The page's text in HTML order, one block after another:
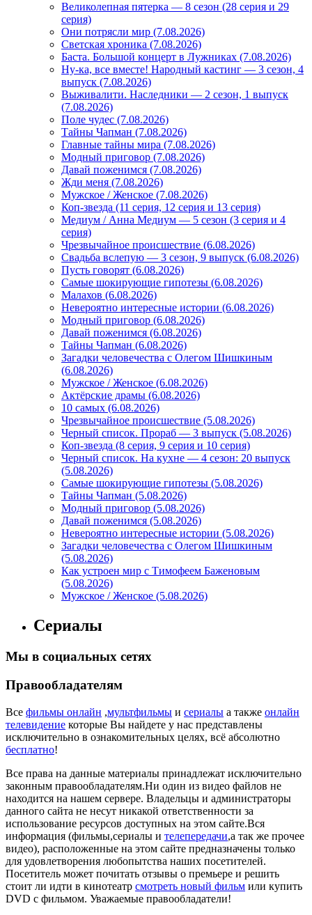
Великолепная пятерка — 8 сезон (28 серия и 29
серия)
Они потрясли мир (7.08.2026)
Светская хроника (7.08.2026)
Баста. Большой концерт в Лужниках (7.08.2026)
Ну-ка, все вместе! Народный кастинг — 3 сезон, 4
выпуск (7.08.2026)
Выживалити. Наследники — 2 сезон, 1 выпуск
(7.08.2026)
Поле чудес (7.08.2026)
Тайны Чапман (7.08.2026)
Главные тайны мира (7.08.2026)
Модный приговор (7.08.2026)
Давай поженимся (7.08.2026)
Жди меня (7.08.2026)
Мужское / Женское (7.08.2026)
Коп-звезда (11 серия, 12 серия и 13 серия)
Медиум / Анна Медиум — 5 сезон (3 серия и 4
серия)
Чрезвычайное происшествие (6.08.2026)
Свадьба вслепую — 3 сезон, 9 выпуск (6.08.2026)
Пусть говорят (6.08.2026)
Самые шокирующие гипотезы (6.08.2026)
Малахов (6.08.2026)
Невероятно интересные истории (6.08.2026)
Модный приговор (6.08.2026)
Давай поженимся (6.08.2026)
Тайны Чапман (6.08.2026)
Загадки человечества с Олегом Шишкиным
(6.08.2026)
Мужское / Женское (6.08.2026)
Актёрские драмы (6.08.2026)
10 самых (6.08.2026)
Чрезвычайное происшествие (5.08.2026)
Черный список. Прораб — 3 выпуск (5.08.2026)
Коп-звезда (8 серия, 9 серия и 10 серия)
Черный список. На кухне — 4 сезон: 20 выпуск
(5.08.2026)
Самые шокирующие гипотезы (5.08.2026)
Тайны Чапман (5.08.2026)
Модный приговор (5.08.2026)
Давай поженимся (5.08.2026)
Невероятно интересные истории (5.08.2026)
Загадки человечества с Олегом Шишкиным
(5.08.2026)
Как устроен мир с Тимофеем Баженовым
(5.08.2026)
Мужское / Женское (5.08.2026)
Сериалы
Мы в социальных сетях
Правообладателям
Все фильмы онлайн ,мультфильмы и сериалы а также онлайн
телевидение которые Вы найдете у нас представлены
исключительно в ознакомительных целях, всё абсолютно
бесплатно!
Все права на данные материалы принадлежат исключительно
законным правообладателям.Ни один из видео файлов не
находится на нашем сервере. Владельцы и администраторы
данного сайта не несут никакой ответственности за
использование ресурсов доступных на этом сайте.Вся
информация (фильмы,сериалы и телепередачи,а так же прочее
видео), расположенные на этом сайте предназначены только
для удовлетворения любопытства наших посетителей.
Посетитель может почитать отзывы о премьере и решить
стоит ли идти в кинотеатр смотреть новый фильм или купить
DVD с фильмом. Уважаемые правообладатели!